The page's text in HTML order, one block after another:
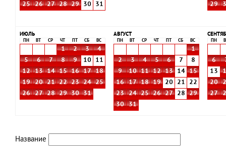
25
26 27 28 29 30 31
29
ИЮЛЬ
ПН ВТ СР ЧТ СБ ВС
1 2 3
4
5
6 7 8 9 10
11
12
13 14 15 16 17
18
19
20 21 22 23 24
25
26
27 28 29 30 31
АВГУСТ
ПН ВТ СР ЧТ СБ ВС
1
2
3 4 5 6 7
8
9
10 11 12 13 14
15
16
17 18 19 20 21
22
23
24 25 26 27 28
29
30
31
ПН
6
13
20
27
Название